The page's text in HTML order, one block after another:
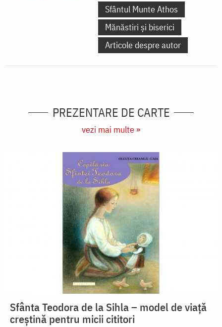
Sfântul Munte Athos
Mănăstiri și biserici
Articole despre autor
PREZENTARE DE CARTE
vezi mai multe »
Sfânta Teodora de la Sihla – model de viaţă
creştină pentru micii cititori